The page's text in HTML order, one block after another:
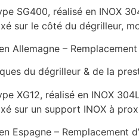
SG400, réalisé en INOX
sur le côté du dégrilleur,
Allemagne –
du dégrilleur & de la
XG12, réalisé en INOX
sur un support INOX à
Espagne – Remplacement